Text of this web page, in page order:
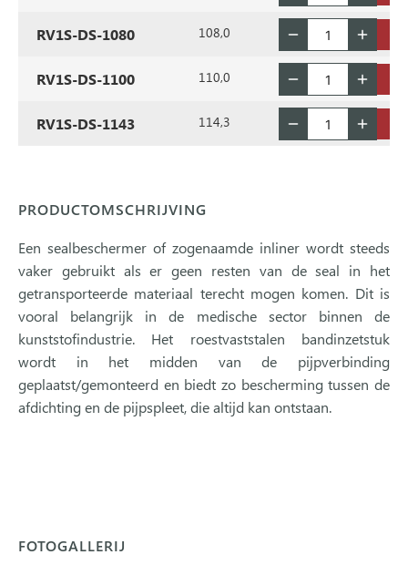
RV1S-DS-1080 108,0
RV1S-DS-1100 110,0
RV1S-DS-1143 114,3
PRODUCTOMSCHRIJVING
Een sealbeschermer of zogenaamde inliner wordt steeds
vaker gebruikt als er geen resten van de seal in het
getransporteerde materiaal terecht mogen komen. Dit is
vooral belangrijk in de medische sector binnen de
kunststofindustrie. Het roestvaststalen bandinzetstuk
wordt in het midden van de pijpverbinding
geplaatst/gemonteerd en biedt zo bescherming tussen de
afdichting en de pijpspleet, die altijd kan ontstaan.
FOTOGALLERIJ